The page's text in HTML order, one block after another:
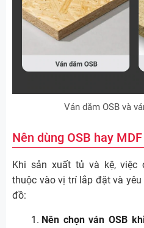
Ván dăm OSB và
Nên dùng OSB hay
Khi sản xuất tủ và kệ, việc
thuộc vào vị trí lắp đặt và
đồ:
Nên chọn ván OSB